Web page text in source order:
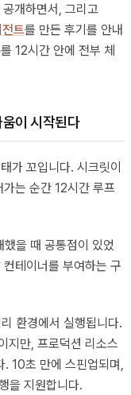
공개하면서, 그리고
트를 만든 후기를 안내
12시간 안에 전부 체
이 시작된다
가 꼬입니다. 시크릿이
는 순간 12시간 루프
을 때 공통점이 있었
테이너를 부여하는 구
환경에서 실행됩니다.
지만, 프로덕션 리소스
. 10초 만에 스핀업되며,
을 지원합니다.